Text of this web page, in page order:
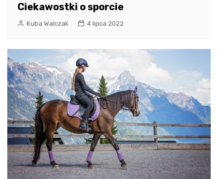
Ciekawostki o sporcie
Kuba Walczak 4 lipca 2022